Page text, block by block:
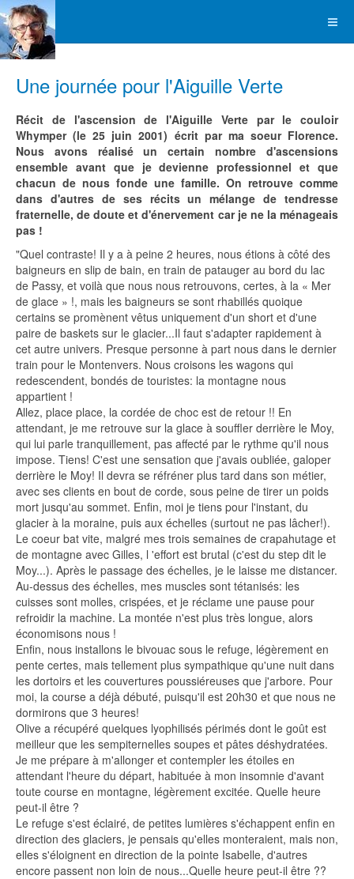
Une journée pour l'Aiguille Verte
Récit de l'ascension de l'Aiguille Verte par le couloir
Whymper(le 25 juin 2001) écrit par ma soeur Florence.
Nous avons réalisé un certain nombre d'ascensions
ensemble avant que je devienne professionnel et que
chacun de nous fonde une famille. On retrouve comme
dans d'autres de ses récits un mélange de tendresse
fraternelle, de doute et d'énervement car je ne la ménageais
pas !
"Quel contraste! Il y a à peine 2 heures, nous étions à côté des
baigneurs en slip de bain, en train de patauger au bord du lac
de Passy, et voilà que nous nous retrouvons, certes, à la « Mer
de glace » !, mais les baigneurs se sont rhabillés quoique
certains se promènent vêtus uniquement d'un short et d'une
paire de baskets sur le glacier...Il faut s'adapter rapidement à
cet autre univers. Presque personne à part nous dans le dernier
train pour le Montenvers. Nous croisons les wagons qui
redescendent, bondés de touristes: la montagne nous
appartient !
Allez, place place, la cordée de choc est de retour !! En
attendant, je me retrouve sur la glace à souffler derrière le Moy,
qui lui parle tranquillement, pas affecté par le rythme qu'il nous
impose. Tiens! C'est une sensation que j'avais oubliée, galoper
derrière le Moy! Il devra se réfréner plus tard dans son métier,
avec ses clients en bout de corde, sous peine de tirer un poids
mort jusqu'au sommet. Enfin, moi je tiens pour l'instant, du
glacier à la moraine, puis aux échelles (surtout ne pas lâcher!).
Le coeur bat vite, malgré mes trois semaines de crapahutage et
de montagne avec Gilles, l 'effort est brutal (c'est du step dit le
Moy...). Après le passage des échelles, je le laisse me distancer.
Au-dessus des échelles, mes muscles sont tétanisés: les
cuisses sont molles, crispées, et je réclame une pause pour
refroidir la machine. La montée n'est plus très longue, alors
économisons nous !
Enfin, nous installons le bivouac sous le refuge, légèrement en
pente certes, mais tellement plus sympathique qu'une nuit dans
les dortoirs et les couvertures poussiéreuses que j'arbore. Pour
moi, la course a déjà débuté, puisqu'il est 20h30 et que nous ne
dormirons que 3 heures!
Olive a récupéré quelques lyophilisés périmés dont le goût est
meilleur que les sempiternelles soupes et pâtes déshydratées.
Je me prépare à m'allonger et contempler les étoiles en
attendant l'heure du départ, habituée à mon insomnie d'avant
toute course en montagne, légèrement excitée. Quelle heure
peut-il être ?
Le refuge s'est éclairé, de petites lumières s'échappent enfin en
direction des glaciers, je pensais qu'elles monteraient, mais non,
elles s'éloignent en direction de la pointe Isabelle, d'autres
encore passent non loin de nous...Quelle heure peut-il être ??